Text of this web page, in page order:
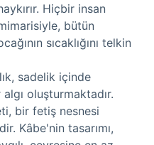
Hiçbir insan
bütün
sıcaklığını telkin
sadelik içinde
oluşturmaktadır.
bir fetiş nesnesi
Kâbe'nin tasarımı,